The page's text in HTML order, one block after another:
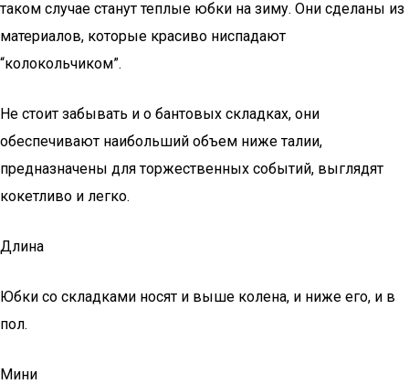
таком случае станут теплые юбки на зиму. Они сделаны из
материалов, которые красиво ниспадают
“колокольчиком”.
Не стоит забывать и о бантовых складках, они
обеспечивают наибольший объем ниже талии,
предназначены для торжественных событий, выглядят
кокетливо и легко.
Длина
Юбки со складками носят и выше колена, и ниже его, и в
пол.
Мини